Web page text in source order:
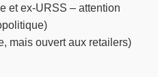
et ex-URSS – attention
mais ouvert aux retailers)